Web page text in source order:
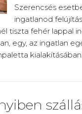
Szerencsés
ingatlanod
tiszta fehér lappal
egy, az ingatlan
kialakításában.